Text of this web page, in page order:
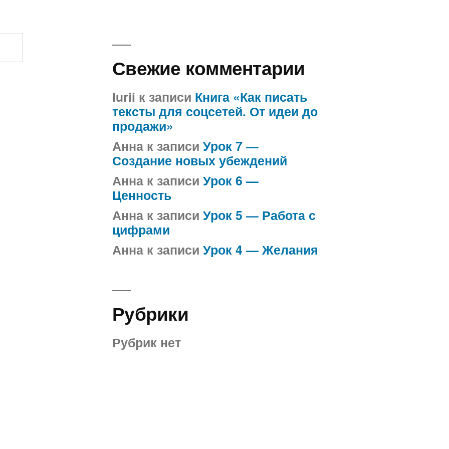
Свежие комментарии
Iurii к записи Книга «Как писать
тексты для соцсетей. От идеи до
продажи»
Анна к записи Урок 7 —
Создание новых убеждений
Анна к записи Урок 6 —
Ценность
Анна к записи Урок 5 — Работа с
цифрами
Анна к записи Урок 4 — Желания
Рубрики
Рубрик нет